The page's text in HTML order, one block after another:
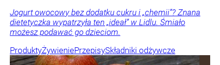
Jogurt owocowy bez dodatku cukru i „chemii”? Znana
dietetyczka wypatrzyła ten „ideał” w Lidlu. Śmiało
możesz podawać go dzieciom.
ProduktyŻywieniePrzepisySkładniki odżywcze